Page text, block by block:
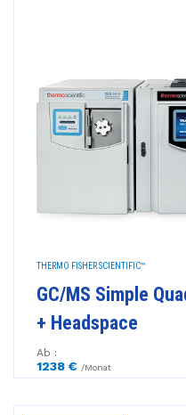
THERMO FISHER SCIENTIFIC™
GC/MS Simple
+ Headspace
Ab :
1238 € /Monat